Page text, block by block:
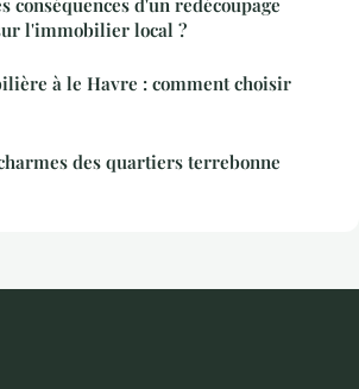
conséquences d'un redécoupage
l'immobilier local ?
à le Havre : comment choisir
des quartiers terrebonne